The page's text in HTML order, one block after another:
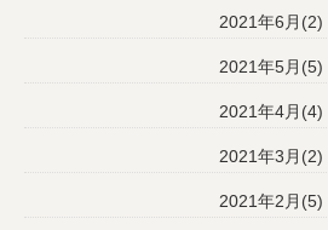
2021年6月(2)
2021年5月(5)
2021年4月(4)
2021年3月(2)
2021年2月(5)